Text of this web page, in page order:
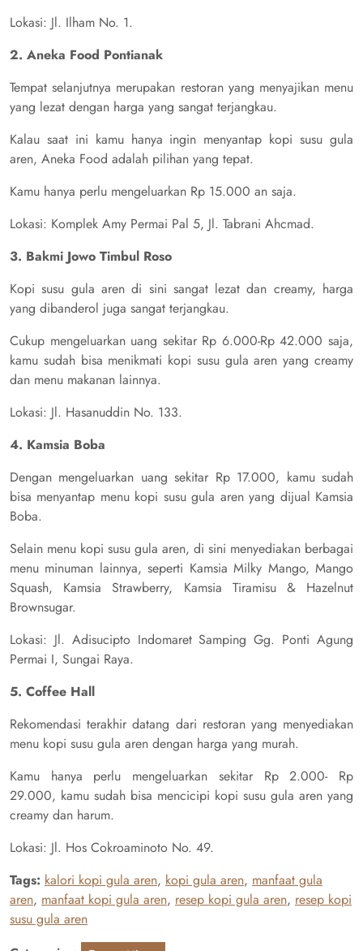
Lokasi: Jl. Ilham No. 1.
2. Aneka Food Pontianak
Tempat selanjutnya merupakan restoran yang menyajikan menu
yang lezat dengan harga yang sangat terjangkau.
Kalau saat ini kamu hanya ingin menyantap kopi susu gula
aren, Aneka Food adalah pilihan yang tepat.
Kamu hanya perlu mengeluarkan Rp 15.000 an saja.
Lokasi: Komplek Amy Permai Pal 5, Jl. Tabrani Ahcmad.
3. Bakmi Jowo Timbul Roso
Kopi susu gula aren di sini sangat lezat dan creamy, harga
yang dibanderol juga sangat terjangkau.
Cukup mengeluarkan uang sekitar Rp 6.000-Rp 42.000 saja,
kamu sudah bisa menikmati kopi susu gula aren yang creamy
dan menu makanan lainnya.
Lokasi: Jl. Hasanuddin No. 133.
4. Kamsia Boba
Dengan mengeluarkan uang sekitar Rp 17.000, kamu sudah
bisa menyantap menu kopi susu gula aren yang dijual Kamsia
Boba.
Selain menu kopi susu gula aren, di sini menyediakan berbagai
menu minuman lainnya, seperti Kamsia Milky Mango, Mango
Squash, Kamsia Strawberry, Kamsia Tiramisu & Hazelnut
Brownsugar.
Lokasi: Jl. Adisucipto Indomaret Samping Gg. Ponti Agung
Permai I, Sungai Raya.
5. Coffee Hall
Rekomendasi terakhir datang dari restoran yang menyediakan
menu kopi susu gula aren dengan harga yang murah.
Kamu hanya perlu mengeluarkan sekitar Rp 2.000- Rp
29.000, kamu sudah bisa mencicipi kopi susu gula aren yang
creamy dan harum.
Lokasi: Jl. Hos Cokroaminoto No. 49.
Tags: kalori kopi gula aren, kopi gula aren, manfaat gula
aren, manfaat kopi gula aren, resep kopi gula aren, resep kopi
susu gula aren